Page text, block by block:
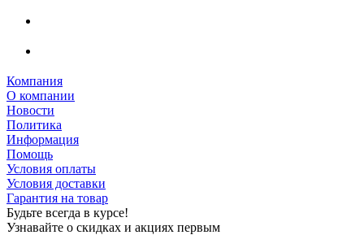
Компания
О компании
Новости
Политика
Информация
Помощь
Условия оплаты
Условия доставки
Гарантия на товар
Будьте всегда в курсе!
Узнавайте о скидках и акциях первым